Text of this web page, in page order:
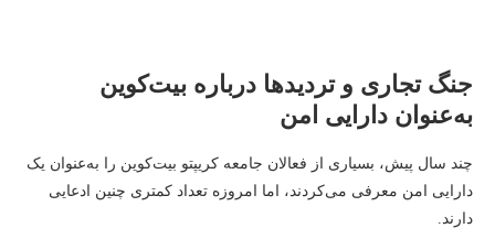
جنگ تجاری و تردیدها درباره بیت‌کوین
به‌عنوان دارایی امن
چند سال پیش، بسیاری از فعالان جامعه کریپتو بیت‌کوین را به‌عنوان یک
دارایی امن معرفی می‌کردند، اما امروزه تعداد کمتری چنین ادعایی
دارند.